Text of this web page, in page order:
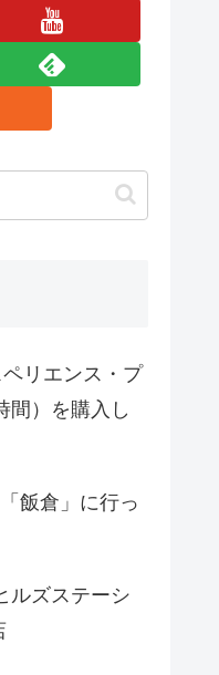
リエンス・プ
間）を購入し
飯倉」に行っ
ルズステーシ